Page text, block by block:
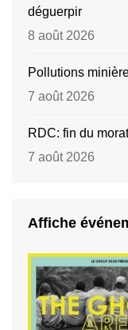
déguerpir
8 août 2026
Pollutions
7 août 2026
RDC: fin du
7 août 2026
Affiche